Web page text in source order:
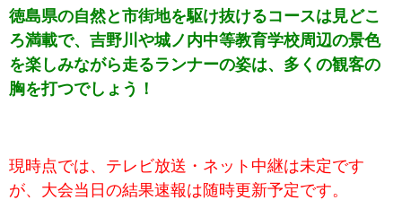
徳島県の自然と市街地を駆け抜けるコースは見どこ
ろ満載で、吉野川や城ノ内中等教育学校周辺の景色
を楽しみながら走るランナーの姿は、多くの観客の
胸を打つでしょう！
現時点では、テレビ放送・ネット中継は未定です
が、大会当日の結果速報は随時更新予定です。